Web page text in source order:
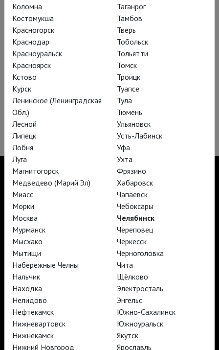
Сирано де Бержерак
Юрий Чурсин, Паулина Андреева, Игорь Золотовицкий в
героической комедии со сцены МХТ им. Чехова
TheatreHD
TheatreHD Опера
TheatreHD Балет в кино
АРТ-ЛЕКТОРИЙ В КИНО
TheatreHD
АРТ-ЛЕКТОРИЙ В КИНО
TheatreHD
TheatreHD Опера
TheatreHD Балет в кино
АРТ-ЛЕКТОРИЙ В КИНО
Коломна
Костомукша
Красногорск
Краснодар
Красноуральск
Красноярск
Кстово
Курск
Ленинское (Ленинградская
Обл.)
Лесной
Липецк
Лобня
Луга
Магнитогорск
Медведево (Марий Эл)
Миасс
Морки
Москва
Мурманск
Мысхако
Мытищи
Набережные Челны
Нальчик
Находка
Нелидово
Нефтекамск
Нижневартовск
Нижнекамск
Нижний Новгород
Таганрог
Тамбов
Тверь
Тобольск
Тольятти
Томск
Троицк
Туапсе
Тула
Тюмень
Ульяновск
Усть-Лабинск
Уфа
Ухта
Фрязино
Хабаровск
Чапаевск
Чебоксары
Челябинск
Череповец
Черкесск
Черноголовка
Чита
Щёлково
Электросталь
Энгельс
Южно-Сахалинск
Южноуральск
Якутск
Ярославль